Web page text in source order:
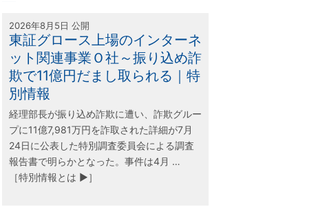
2026年8月5日 公開
東証グロース上場のインターネ
ット関連事業Ｏ社～振り込め詐
欺で11億円だまし取られる｜特
別情報
経理部長が振り込め詐欺に遭い、詐欺グルー
プに11億7,981万円を詐取された詳細が7月
24日に公表した特別調査委員会による調査
報告書で明らかとなった。事件は4月 …
［特別情報とは ▶］